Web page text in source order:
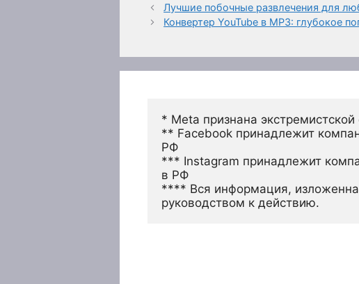
Лучшие побочные развлечения для
Конвертер YouTube в MP3: глубокое
* Meta признана
** Facebook принадлежит
РФ
*** Instagram принадлежит
в РФ
**** Вся информация,
руководством к действию.